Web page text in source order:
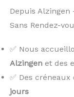
Depuis
Sans Rendez-
✅ Nous
Alzingen et des
✅ Des créneaux
jours